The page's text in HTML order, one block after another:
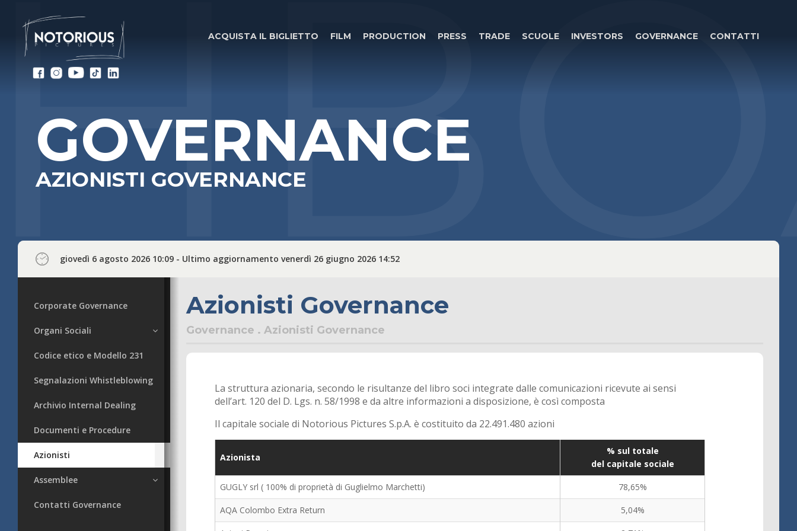
ACQUISTA IL BIGLIETTO FILM PRODUCTION PRESS TRADE SCUOLE INVESTORS GOVERNANCE CONTATTI
GOVERNANCE
AZIONISTI GOVERNANCE
giovedì 6 agosto 2026 10:09 - Ultimo aggiornamento venerdì 26 giugno 2026 14:52
Corporate Governance
Organi Sociali
Consiglio di
Collegio Sindacale
Codice etico e Modello 231
Segnalazioni Whistleblowing
Archivio Internal Dealing
Documenti e Procedure
Azionisti
Assemblee
Assemblea 29 aprile 2026
Contatti Governance
Azionisti Governance
Governance . Azionisti Governance
La struttura azionaria, secondo le risultanze del libro soci integrate dalle comunicazioni ricevute ai sensi
dell’art. 120 del D. Lgs. n. 58/1998 e da altre informazioni a disposizione, è così composta
Il capitale sociale di Notorious Pictures S.p.A. è costituito da 22.491.480 azioni
Azionista
% sul totale
del capitale sociale
GUGLY srl ( 100% di proprietà di Guglielmo Marchetti) 78,65%
AQA Colombo Extra Return 5,04%